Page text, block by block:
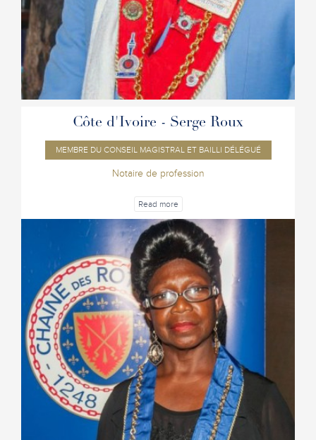
Côte d'Ivoire - Serge Roux
MEMBRE DU CONSEIL MAGISTRAL ET BAILLI DÉLÉGUÉ
Notaire de profession
Read more